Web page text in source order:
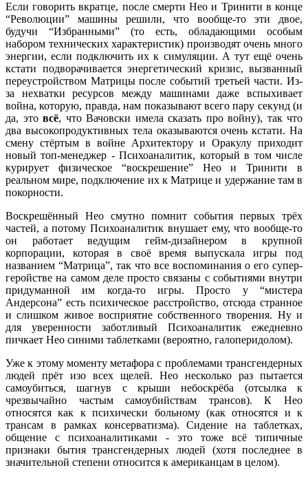
Если говорить вкратце, после смерти Нео и Тринити в конце
“Революции” машины решили, что вообще-то эти двое,
будучи “Избранными” (то есть, обладающими особым
набором технических характеристик) производят очень много
энергии, если подключить их к симуляции. А тут ещё очень
кстати подворачивается энергетический кризис, вызванный
переустройством Матрицы после событий третьей части. Из-
за нехватки ресурсов между машинами даже вспыхивает
война, которую, правда, нам показывают всего пару секунд (и
да, это всё, что Вачовски имела сказать про войну), так что
два высокопродуктивных тела оказываются очень кстати. На
смену стёртым в войне Архитектору и Оракулу приходит
новый топ-менеджер - Психоаналитик, который в том числе
курирует физическое “воскрешение” Нео и Тринити в
реальном мире, подключение их к Матрице и удержание там в
покорности.
Воскрешённый Нео смутно помнит события первых трёх
частей, а потому Психоаналитик внушает ему, что вообще-то
он работает ведущим гейм-дизайнером в крупной
корпорации, которая в своё время выпускала игры под
названием “Матрица”, так что все воспоминания о его супер-
геройстве на самом деле просто связаны с событиями внутри
придуманной им когда-то игры. Просто у “мистера
Андерсона” есть психическое расстройство, отсюда странное
и слишком живое восприятие собственного творения. Ну и
для уверенности заботливый Психоаналитик ежедневно
пичкает Нео синими таблетками (вероятно, галоперидолом).
Уже к этому моменту метафора с проблемами трансгендерных
людей прёт изо всех щелей. Нео несколько раз пытается
самоубиться, шагнув с крыши небоскрёба (отсылка к
чрезвычайно частым самоубийствам трансов). К Нео
относятся как к психически больному (как относятся и к
трансам в рамках консерватизма). Сидение на таблетках,
общение с психоаналитиками - это тоже всё типичные
признаки бытия трансгендерных людей (хотя последнее в
значительной степени относится к американцам в целом).